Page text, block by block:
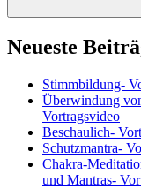
Neueste
Stimmbildung-
Überwindung
Vortragsvideo
Beschaulich-
Schutzmantra-
Chakra-
und Mantras-